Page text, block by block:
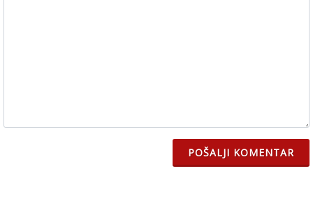
POŠALJI KOMENTAR